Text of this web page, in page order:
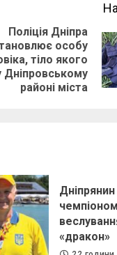
Поліція Дніпра
особу
тіло якого
Дніпровському
районі міста
«дракон»